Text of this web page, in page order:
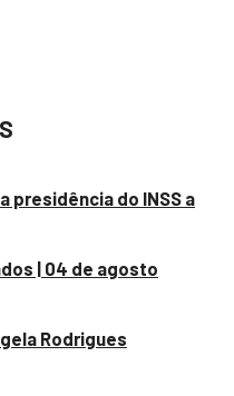
presidência do INSS a
| 04 de agosto
Rodrigues